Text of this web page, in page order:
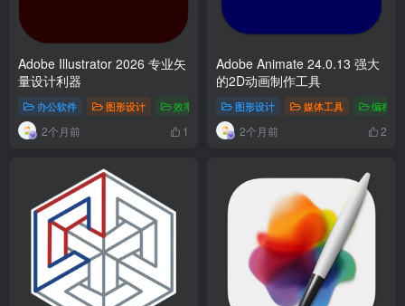
Adobe Illustrator 2026 专业矢
量设计利器
办公软件 图形设计 效率工具
2个月前 1
Adobe Animate 24.0.13 强大
的2D动画制作工具
图形设计 媒体工具 编程开
2个月前 2